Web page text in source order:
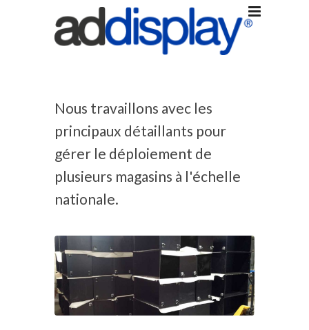
Nous travaillons avec les
principaux détaillants pour
gérer le déploiement de
plusieurs magasins à l'échelle
nationale.